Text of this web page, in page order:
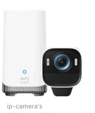
ip-camera's